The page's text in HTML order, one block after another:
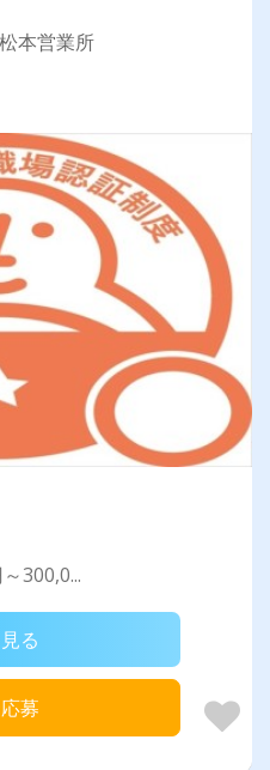
本営業所
300,0...
る
募